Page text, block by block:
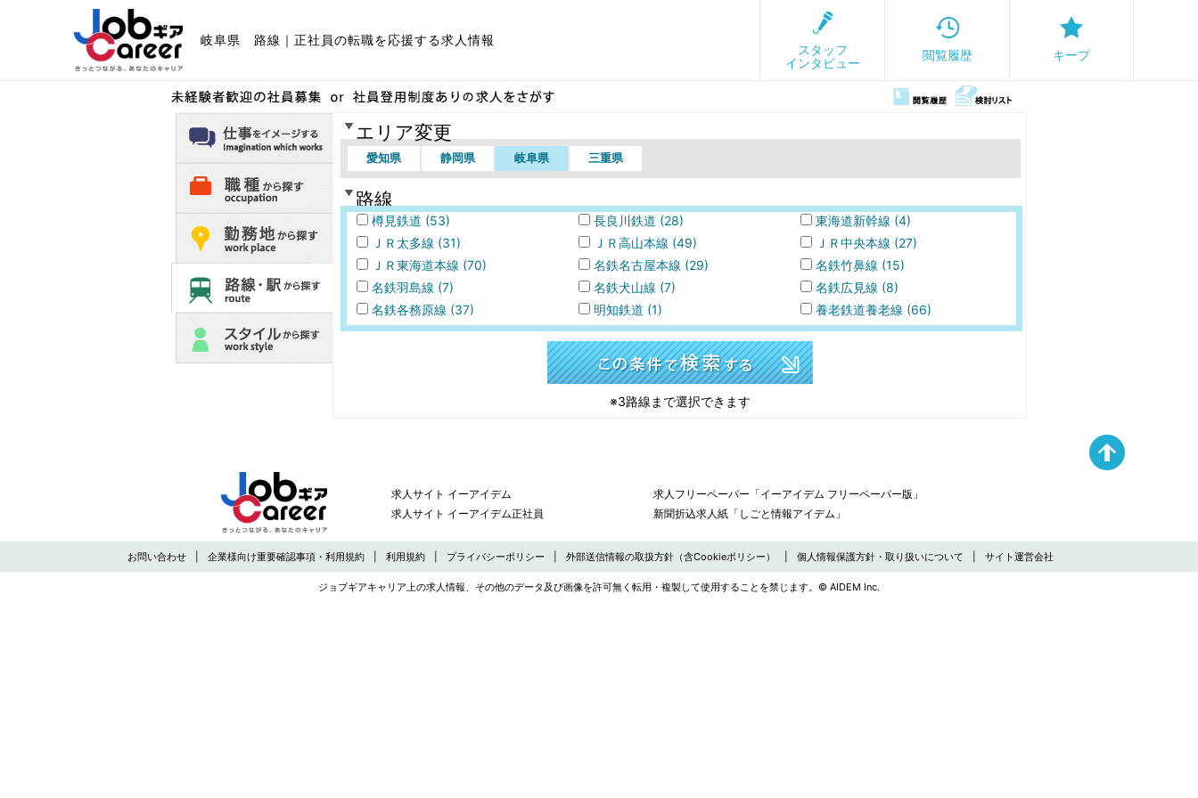
岐阜県 路線｜正社員の転職を応援する求人情報
スタッフ
インタビュー
閲覧履歴 キープ
未経験者歓迎の社員募集or社員登用制度あり
の求人をさがす
エリア変更
愛知県 静岡県 岐阜県 三重県
路線
樽見鉄道 (53) 長良川鉄道 (28)
東海道新幹線 (4)
ＪＲ太多線 (31)
ＪＲ高山本線 (49)
ＪＲ中央本線 (27)
ＪＲ東海道本線 (70)
名鉄名古屋本線 (29)
名鉄竹鼻線 (15)
名鉄羽島線 (7)
名鉄犬山線 (7)
名鉄広見線 (8)
名鉄各務原線 (37)
明知鉄道 (1) 養老鉄道養老線 (66)
※3路線まで選択できます
求人サイト イーアイデム
求人サイト イーアイデム正社員
求人フリーペーパー「イーアイデム フリーペーパー版」
新聞折込求人紙「しごと情報アイデム」
お問い合わせ 企業様向け重要確認事項・利用規約 利用規約 プライバシーポリシー 外部送信情報の取扱方針（含Cookieポリシー） 個人情報保護方針・取り扱いについて サイト運営会社
ジョブギアキャリア上の求人情報、その他のデータ及び画像を許可無く転用・複製して使用することを禁じます。 © AIDEM Inc.